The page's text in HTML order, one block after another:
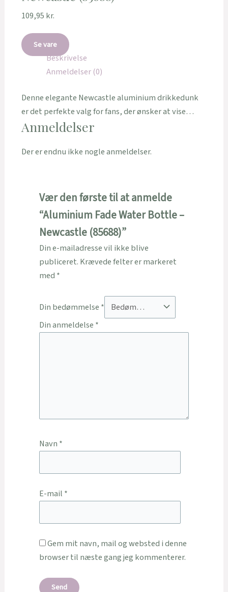
109,95 kr.
Se vare
Beskrivelse
Anmeldelser (0)
Denne elegante Newcastle aluminium drikkedunk
er det perfekte valg for fans, der ønsker at vise…
Anmeldelser
Der er endnu ikke nogle anmeldelser.
Vær den første til at anmelde
“Aluminium Fade Water Bottle –
Newcastle (85688)”
Din e-mailadresse vil ikke blive
publiceret. Krævede felter er markeret
med *
Din bedømmelse *
Din anmeldelse *
Navn *
E-mail *
Gem mit navn, mail og websted i denne
browser til næste gang jeg kommenterer.